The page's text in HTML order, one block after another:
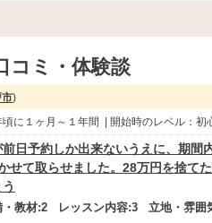
コミ・体験談
)
に１ヶ月～１年間 | 開始時のレベル：初
日予約しか出来ないうえに、期間
せて取らせました。28万円を捨て
教材:2 レッスン内容:3 立地・雰囲